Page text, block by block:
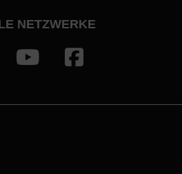
NETZWERKE